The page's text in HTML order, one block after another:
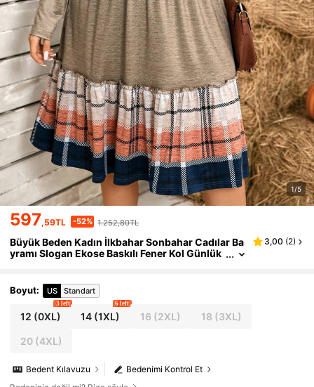
1/5
597,59TL -52% 1.252,80TL
Büyük Beden Kadın İlkbahar Sonbahar Cadılar Ba
yramı Slogan Ekose Baskılı Fener Kol Günlük
3,00 (2)
Boyut: US Standart
12 (0XL)
3 left
14 (1XL)
6 left
16 (2XL) 18 (3XL)
20(4XL)
Bedenimi Kontrol Et
Bedent Kılavuzu